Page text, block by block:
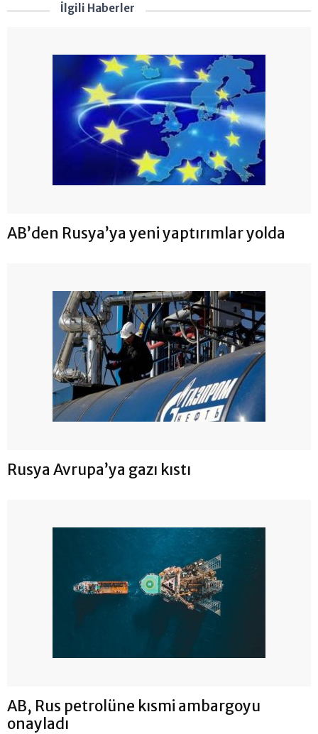
İlgili Haberler
AB’den Rusya’ya yeni yaptırımlar yolda
Rusya Avrupa’ya gazı kıstı
AB, Rus petrolüne kısmi ambargoyu
onayladı